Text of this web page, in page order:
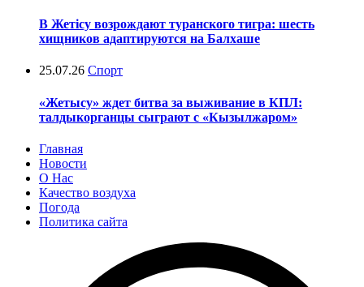
В Жетісу возрождают туранского тигра: шесть
хищников адаптируются на Балхаше
25.07.26 Спорт
«Жетысу» ждет битва за выживание в КПЛ:
талдыкорганцы сыграют с «Кызылжаром»
Главная
Новости
О Нас
Качество воздуха
Погода
Политика сайта